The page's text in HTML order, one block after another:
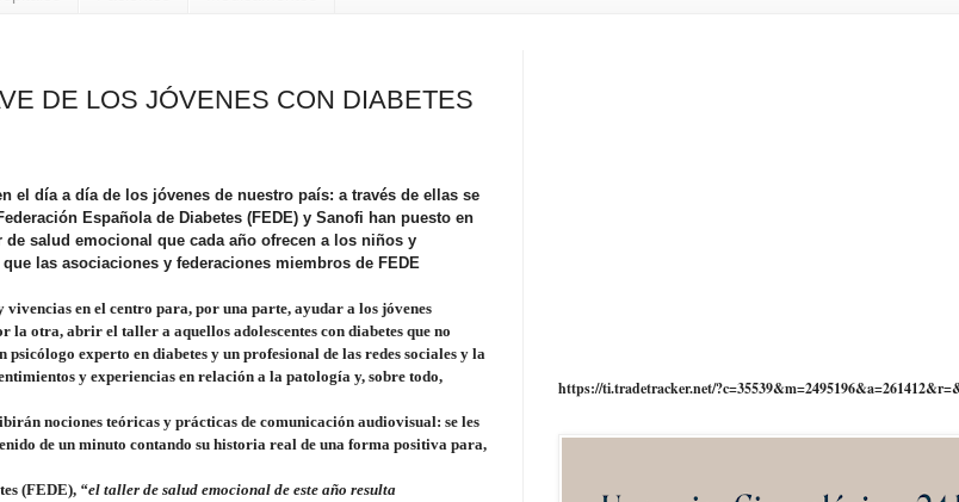
DE LOS JÓVENES CON DIABETES
el día a día de los jóvenes de nuestro país: a través de ellas se
Española de Diabetes (FEDE) y Sanofi han puesto en
salud emocional que cada año ofrecen a los niños y
las asociaciones y federaciones miembros de FEDE
en el centro para, por una parte, ayudar a los jóvenes
la otra, abrir el taller a aquellos adolescentes con diabetes que no
psicólogo experto en diabetes y un profesional de las redes sociales y la
y experiencias en relación a la patología y, sobre todo,
nociones teóricas y prácticas de comunicación audiovisual: se les
de un minuto contando su historia real de una forma positiva para,
(FEDE), “el taller de salud emocional de este año resulta
https://ti.tradetracker.net/